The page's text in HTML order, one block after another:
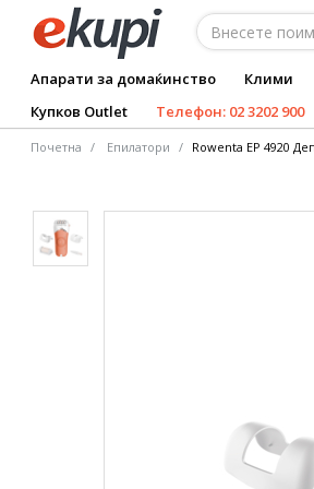
Апарати за домаќинство Клими
Купков Outlet
Телефон: 02 3202 900
Почетна Епилатори Rowenta EP 4920